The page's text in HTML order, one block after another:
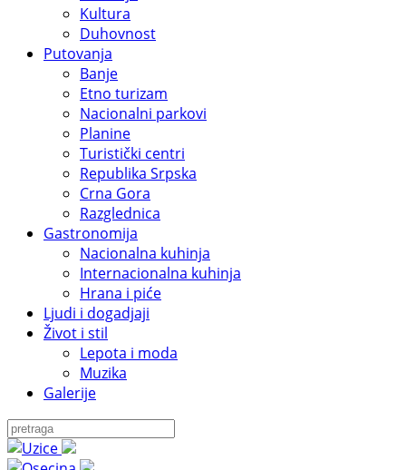
Kultura
Duhovnost
Putovanja
Banje
Etno turizam
Nacionalni parkovi
Planine
Turistički centri
Republika Srpska
Crna Gora
Razglednica
Gastronomija
Nacionalna kuhinja
Internacionalna kuhinja
Hrana i piće
Ljudi i dogadjaji
Život i stil
Lepota i moda
Muzika
Galerije